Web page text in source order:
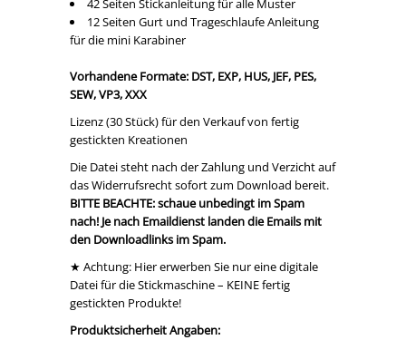
42 Seiten Stickanleitung für alle Muster
12 Seiten Gurt und Trageschlaufe Anleitung
für die mini Karabiner
Vorhandene Formate: DST, EXP, HUS, JEF, PES,
SEW, VP3, XXX
Lizenz (30 Stück) für den Verkauf von fertig
gestickten Kreationen
Die Datei steht nach der Zahlung und Verzicht auf
das Widerrufsrecht sofort zum Download bereit.
BITTE BEACHTE: schaue unbedingt im Spam
nach! Je nach Emaildienst landen die Emails mit
den Downloadlinks im Spam.
★ Achtung: Hier erwerben Sie nur eine digitale
Datei für die Stickmaschine – KEINE fertig
gestickten Produkte!
Produktsicherheit Angaben: